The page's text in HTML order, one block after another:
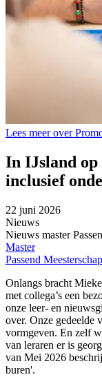
Lees meer over
In IJsland
inclusief
22 juni 2026
Nieuws
Nieuws master
Master
Passend Meesterschap
Onlangs bracht
met collega’s een
onze leer- en
over. Onze gedeelde
vormgeven. En zelf
van leraren er is
van Mei 2026
buren'.